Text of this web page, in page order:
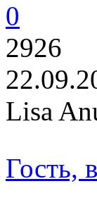
0
2926
Lisa
Гость,